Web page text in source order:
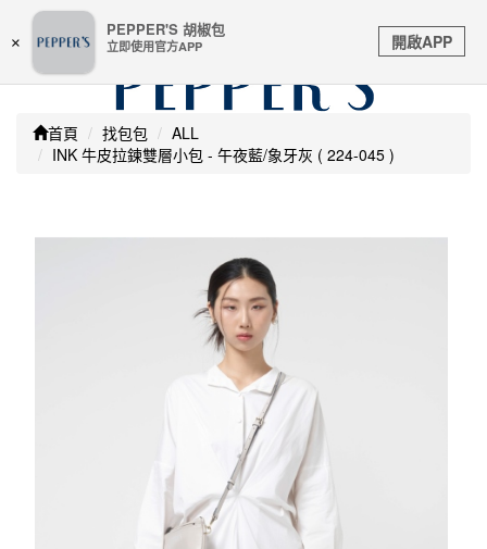
嚴防詐騙 | 本站未透過任何名義要求核對購物資訊 及 信用
卡號等私人資訊，請立即掛斷並撥打165反詐騙專線
Toggle
navigation
首頁 找包包
ALL
INK 牛皮拉鍊雙層小包 - 午夜藍/象牙灰 ( 224-045 )
×
PEPPER'S 胡椒包
立即使用官方APP 開啟APP